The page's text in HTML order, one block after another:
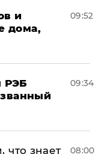
и
дома,
09:52
РЭБ
09:34
что знает
08:00